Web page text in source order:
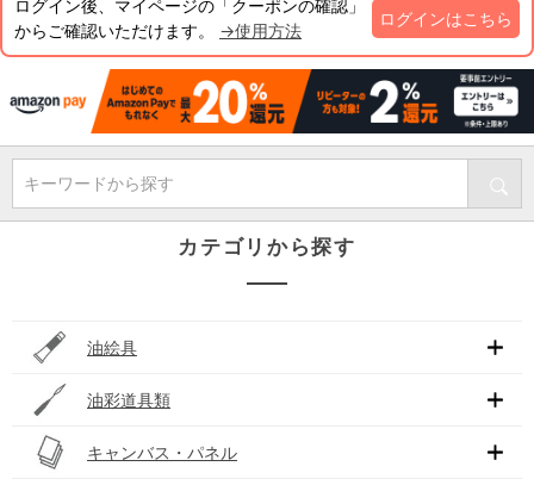
ログイン後、マイページの「クーポンの確認」
からご確認いただけます。 →使用方法
ログインはこちら
キーワードから探す
カテゴリから探す
油絵具
油彩道具類
キャンバス・パネル